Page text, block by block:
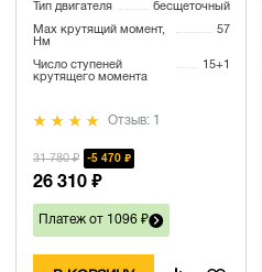
QW)
Тип двигателя бесщеточный
Max крутящий момент,
Нм
57
Число ступеней
крутящего момента
15+1
Отзыв: 1
31 780 ₽ 5 470 ₽
26 310 ₽
Платеж от 1096 ₽